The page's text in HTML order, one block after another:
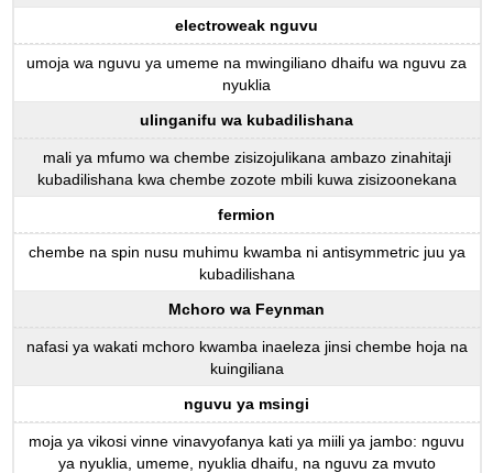
electroweak nguvu
umoja wa nguvu ya umeme na mwingiliano dhaifu wa nguvu za
nyuklia
ulinganifu wa kubadilishana
mali ya mfumo wa chembe zisizojulikana ambazo zinahitaji
kubadilishana kwa chembe zozote mbili kuwa zisizoonekana
fermion
chembe na spin nusu muhimu kwamba ni antisymmetric juu ya
kubadilishana
Mchoro wa Feynman
nafasi ya wakati mchoro kwamba inaeleza jinsi chembe hoja na
kuingiliana
nguvu ya msingi
moja ya vikosi vinne vinavyofanya kati ya miili ya jambo: nguvu
ya nyuklia, umeme, nyuklia dhaifu, na nguvu za mvuto